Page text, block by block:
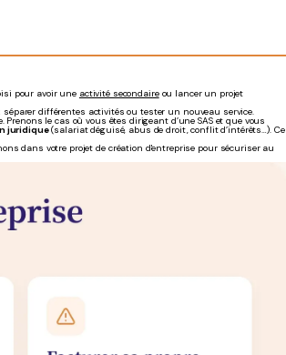
pour avoir une activité secondaireou lancer un projet
différentes activités ou tester un nouveau service.
le cas où vous êtes dirigeant d’une SAS et que vous
juridique(salariat déguisé, abus de droit, conflit d’intérêts…). Ce
dans votre projet de création d'entreprise pour sécuriser au